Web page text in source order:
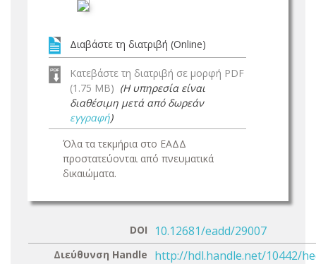
Διαβάστε τη διατριβή (Online)
Κατεβάστε τη διατριβή σε μορφή PDF
(1.75 MB) (Η υπηρεσία είναι
διαθέσιμη μετά από δωρεάν
εγγραφή)
Όλα τα τεκμήρια στο ΕΑΔΔ
προστατεύονται από πνευματικά
δικαιώματα.
DOI 10.12681/eadd/29007
Διεύθυνση Handle http://hdl.handle.net/10442/